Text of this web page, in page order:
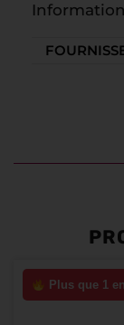
Plus que 1